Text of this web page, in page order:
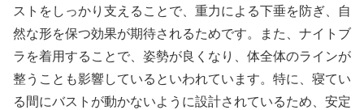
ストをしっかり支えることで、重力による下垂を防ぎ、自
然な形を保つ効果が期待されるためです。また、ナイトブ
ラを着用することで、姿勢が良くなり、体全体のラインが
整うことも影響しているといわれています。特に、寝てい
る間にバストが動かないように設計されているため、安定